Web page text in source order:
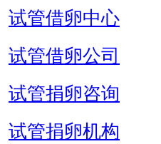
试管借卵中心
试管借卵公司
试管捐卵咨询
试管捐卵机构